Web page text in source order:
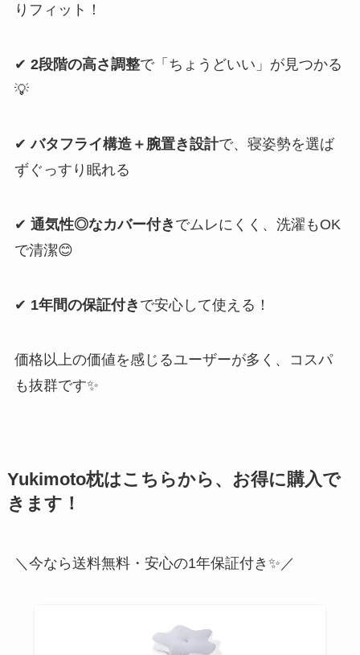
りフィット！
✔ 2段階の高さ調整で「ちょうどいい」が見つかる
💡
✔バタフライ構造＋腕置き設計で、寝姿勢を選ば
ずぐっすり眠れる
✔ 通気性◎なカバー付き でムレにくく、洗濯もOK
で清潔😊
✔ 1年間の保証付き で安心して使える！
価格以上の価値を感じるユーザーが多く、コスパ
も抜群です✨
Yukimoto枕はこちらから、お得に購入で
きます！
＼今なら送料無料・安心の1年保証付き✨／